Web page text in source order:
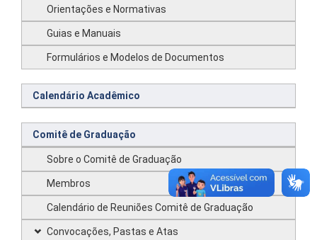
Orientações e Normativas
Guias e Manuais
Formulários e Modelos de Documentos
Calendário Acadêmico
Comitê de Graduação
Sobre o Comitê de Graduação
Membros
Calendário de Reuniões Comitê de Graduação
Convocações, Pastas e Atas